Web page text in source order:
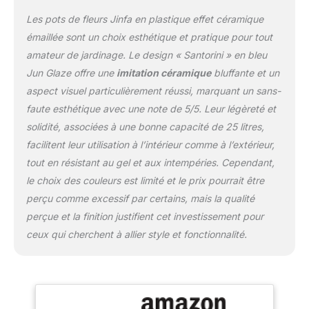
extérieurs tout au long
nouveau pot Jinfa !
Excellent accessoire
pour la terrasse, le jardin,
le salon. Cadeau parfait.
🌼 𝐀𝐓𝐓𝐄𝐍𝐓𝐈𝐎𝐍 Le pot
n'est pas équipé de
trous de drainage, idéal
comme cache-pot. Si
vous plantez les plantes
directement dans le pot,
il suffit de percer des
trous de drainage dans le
fond du pot pour éviter la
stagnation du liquide.
Les pots de fleurs Jinfa en plastique effet céramique
émaillée sont un choix esthétique et pratique pour tout
amateur de jardinage. Le design « Santorini » en bleu
Jun Glaze offre une imitation céramiquebluffante et un
aspect visuel particulièrement réussi, marquant un sans-
faute esthétique avec une note de 5/5. Leur légèreté et
solidité, associées à une bonne capacité de 25 litres,
facilitent leur utilisation à l’intérieur comme à l’extérieur,
tout en résistant au gel et aux intempéries. Cependant,
le choix des couleurs est limité et le prix pourrait être
perçu comme excessif par certains, mais la qualité
perçue et la finition justifient cet investissement pour
ceux qui cherchent à allier style et fonctionnalité.